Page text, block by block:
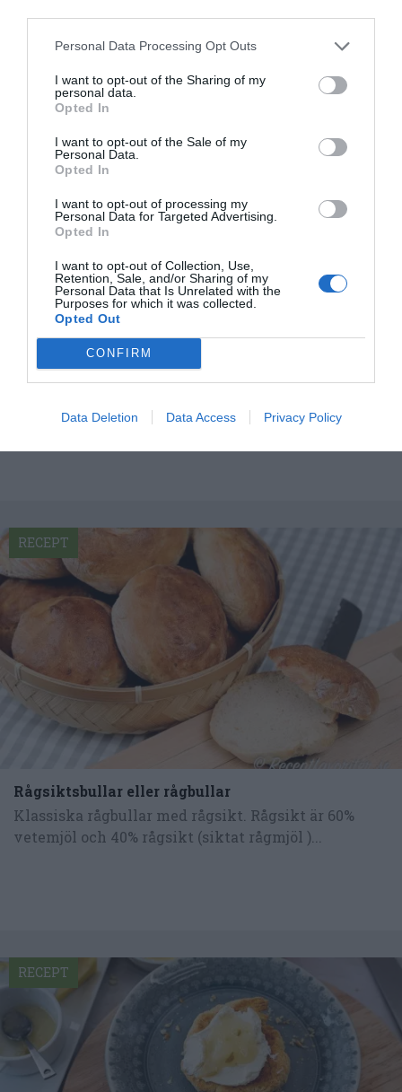
Personal Data Processing Opt Outs
I want to opt-out of the Sharing of my
personal data.
Opted In
I want to opt-out of the Sale of my
Personal Data.
Opted In
I want to opt-out of processing my
Personal Data for Targeted Advertising.
Opted In
I want to opt-out of Collection, Use,
Retention, Sale, and/or Sharing of my
Personal Data that Is Unrelated with the
Purposes for which it was collected.
Opted Out
CONFIRM
Data Deletion Data Access Privacy Policy
Kalljästa baguetter, frallor eller bröd
Baka goda kalljästa baguetter, frallor eller bröd.
Genom att kalljäsa degen - förslagsvis över natten...
RECEPT
Rågsiktsbullar eller rågbullar
Klassiska rågbullar med rågsikt. Rågsikt är 60%
vetemjöl och 40% rågsikt (siktat rågmjöl )...
RECEPT
RECEPT